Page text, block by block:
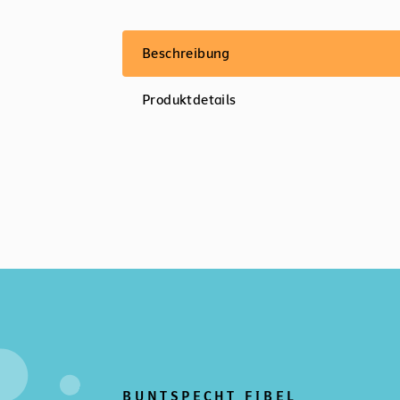
Beschreibung
Produktdetails
BUNTSPECHT FIBEL